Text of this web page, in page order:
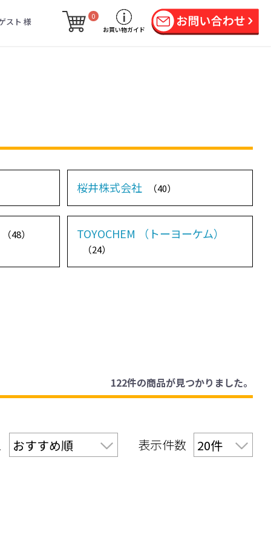
スト 様
0
お買い物ガイド
桜井株式会社 （40）
（48） TOYOCHEM （トーヨーケム）
（24）
122件の商品が見つかりました。
表示件数